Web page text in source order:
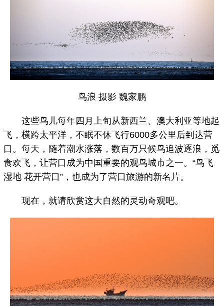
鸟浪 摄影 魏家鹏
这些鸟儿每年四月上旬从新西兰、澳大利亚等地起
飞，横跨太平洋，不眠不休飞行6000多公里后到达营
口。每天，随着潮水涨落，数百万只候鸟追波逐浪，觅
食欢飞，让营口成为中国重要的观鸟城市之一。“鸟飞
湿地 花开营口”，也成为了营口旅游的新名片。
现在，就请欣赏这大自然的灵动奇观吧。